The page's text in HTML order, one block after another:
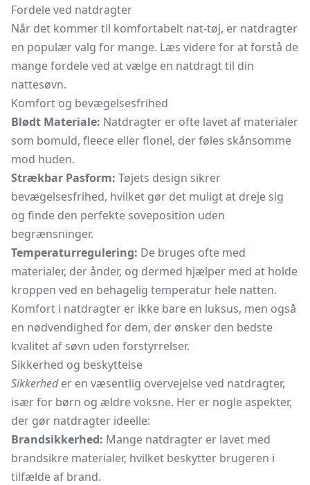
Fordele ved natdragter
Når det kommer til komfortabelt nat-tøj, er natdragter
en populær valg for mange. Læs videre for at forstå de
mange fordele ved at vælge en natdragt til din
nattesøvn.
Komfort og bevægelsesfrihed
Blødt Materiale: Natdragter er ofte lavet af materialer
som bomuld, fleece eller flonel, der føles skånsomme
mod huden.
Strækbar Pasform: Tøjets design sikrer
bevægelsesfrihed, hvilket gør det muligt at dreje sig
og finde den perfekte soveposition uden
begrænsninger.
Temperaturregulering: De bruges ofte med
materialer, der ånder, og dermed hjælper med at holde
kroppen ved en behagelig temperatur hele natten.
Komfort i natdragter er ikke bare en luksus, men også
en nødvendighed for dem, der ønsker den bedste
kvalitet af søvn uden forstyrrelser.
Sikkerhed og beskyttelse
Sikkerheder en væsentlig overvejelse ved natdragter,
især for børn og ældre voksne. Her er nogle aspekter,
der gør natdragter ideelle:
Brandsikkerhed: Mange natdragter er lavet med
brandsikre materialer, hvilket beskytter brugeren i
tilfælde af brand.